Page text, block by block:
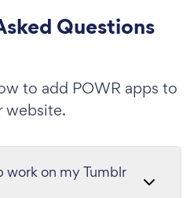
Questions
to add POWR apps to
website.
work on my Tumblr